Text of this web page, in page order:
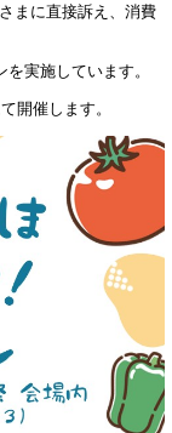
まに直接訴え、消費
実施しています。
開催します。